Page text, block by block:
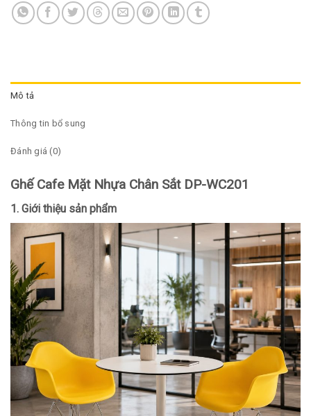
Mô tả
Thông tin bổ sung
Đánh giá (0)
Ghế Cafe Mặt Nhựa Chân Sắt DP-WC201
1. Giới thiệu sản phẩm